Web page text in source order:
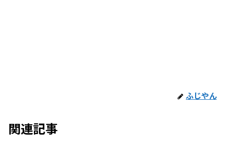
ふじやん
関連記事